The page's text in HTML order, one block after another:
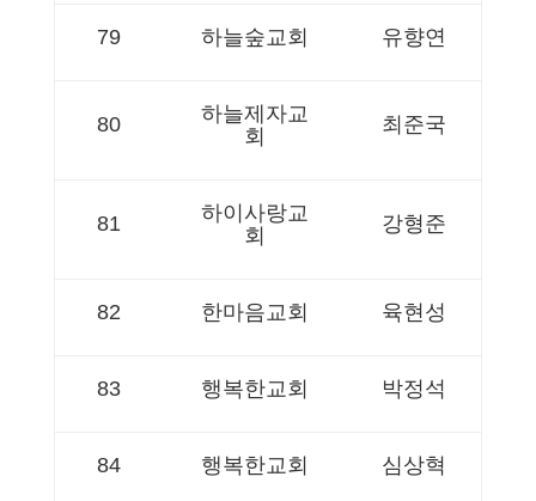
79 하늘숲교회 유향연
80
하늘제자교
회
최준국
81
하이사랑교
회
강형준
82 한마음교회 육현성
83 행복한교회 박정석
84 행복한교회 심상혁